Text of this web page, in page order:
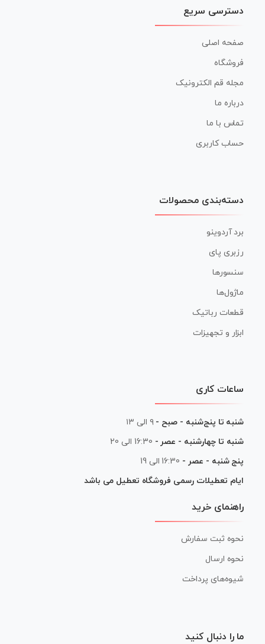
دسترسی سریع
صفحه اصلی
فروشگاه
مجله قم الکترونیک
درباره ما
تماس با ما
حساب کاربری
دسته‌بندی محصولات
برد آردوینو
رزبری پای
سنسورها
ماژول‌ها
قطعات رباتیک
ابزار و تجهیزات
ساعات کاری
شنبه تا پنج‌شنبه - صبح - ۹ الی ۱۳
شنبه تا چهارشنبه - عصر - 16:30 الی 20
پنج شنبه - عصر - 16:30 الی 19
ایام تعطیلات رسمی فروشگاه تعطیل می باشد
راهنمای خرید
نحوه ثبت سفارش
نحوه ارسال
شیوه‌های پرداخت
ما را دنبال کنید